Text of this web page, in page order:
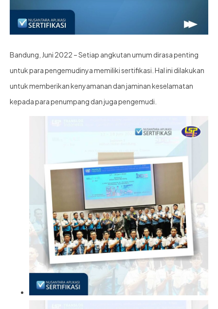
Bandung, Juni 2022 – Setiap angkutan umum dirasa penting
untuk para pengemudinya memiliki sertifikasi. Hal ini dilakukan
untuk memberikan kenyamanan dan jaminan keselamatan
kepada para penumpang dan juga pengemudi.